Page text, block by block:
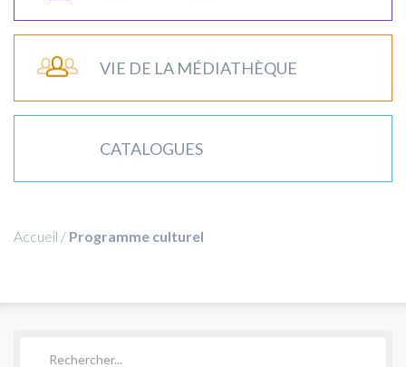
VIE DE LA MÉDIATHÈQUE
CATALOGUES
Accueil / Programme culturel